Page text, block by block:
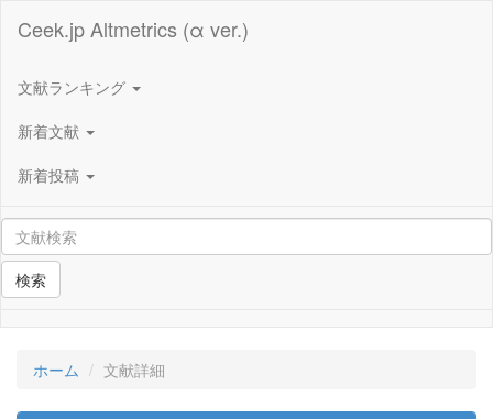
Ceek.jp Altmetrics (α ver.)
文献ランキング
新着文献
新着投稿
検索
ホーム 文献詳細